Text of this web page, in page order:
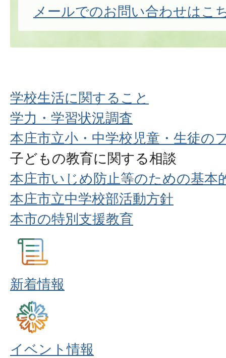
メールでのお問い合わせはこ
学校生活に関すること
学力・学習状況調査
本庄市立小・中学校児童・生徒の
子どもの教育に関する相談
本庄市いじめ防止等のための基本
本庄市立中学校部活動方針
本市の特別支援教育
新着情報
イベント情報